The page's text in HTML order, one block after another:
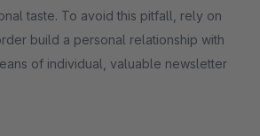
taste. To avoid this pitfall, rely on
build a personal relationship with
of individual, valuable newsletter